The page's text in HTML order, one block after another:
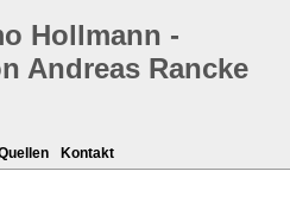
Hollmann -
Andreas Rancke
Kontakt